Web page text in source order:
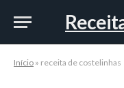
Início » receita de costelinhas